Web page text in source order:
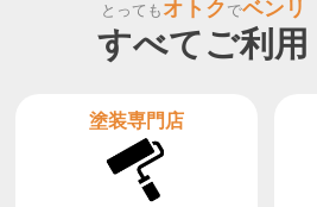
とってもオトクでベンリ
すべてご利用
塗装専門店